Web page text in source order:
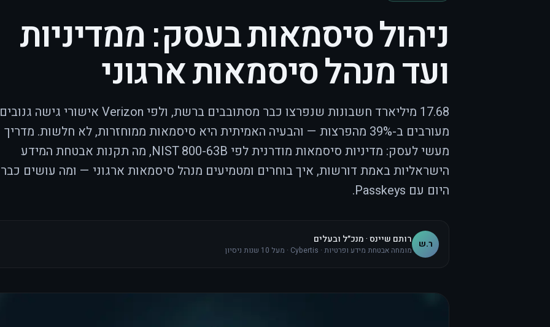
ניהול סיסמאות בעסק: ממדיניות
ועד מנהל סיסמאות ארגוני
17.68 מיליארד חשבונות שנפרצו כבר מסתובבים ברשת, ולפי Verizon אישורי גישה גנובים
מעורבים ב-39% מהפרצות — והבעיה האמיתית היא סיסמאות ממוחזרות, לא חלשות. מדריך
מעשי לעסק: מדיניות סיסמאות מודרנית לפי NIST 800-63B, מה תקנות אבטחת המידע
הישראליות באמת דורשות, איך בוחרים ומטמיעים מנהל סיסמאות ארגוני — ומה עושים כבר
היום עם Passkeys.
ר.ש רותם שיינס · מנכ״ל ובעלים
מומחה אבטחת מידע ופרטיות · Cybertis · מעל 10 שנות ניסיון